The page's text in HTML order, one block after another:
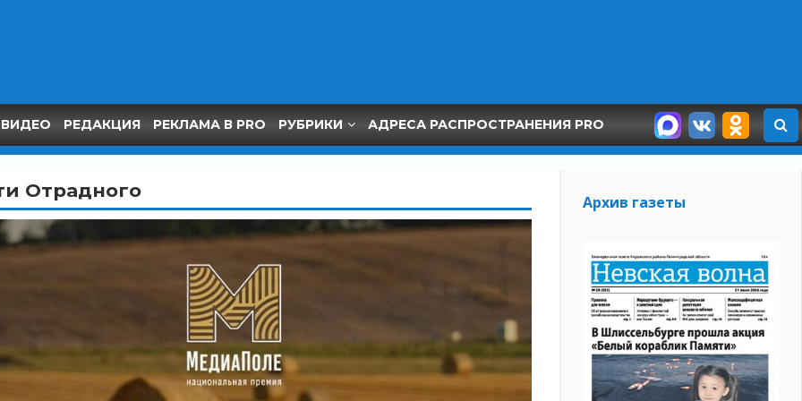
ВИДЕО РЕДАКЦИЯ РЕКЛАМА В PRO РУБРИКИ АДРЕСА РАСПРОСТРАНЕНИЯ PRO
Отрадного
Архив газеты